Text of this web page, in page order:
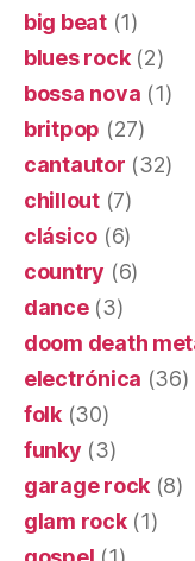
big beat(1)
blues rock(2)
bossa nova (1)
britpop (27)
cantautor (32)
chillout(7)
clásico (6)
country (6)
dance(3)
doom death
electrónica (36)
folk(30)
funky (3)
garage rock (8)
glam rock(1)